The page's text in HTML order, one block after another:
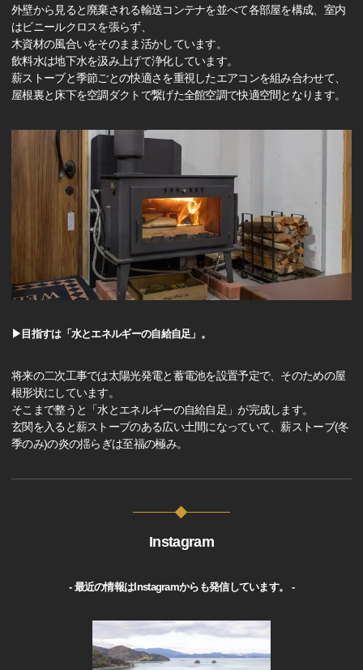
外壁から見ると廃棄される輸送コンテナを並べて各部屋を構成、室内
はビニールクロスを張らず、
木資材の風合いをそのまま活かしています。
飲料水は地下水を汲み上げて浄化しています。
薪ストーブと季節ごとの快適さを重視したエアコンを組み合わせて、
屋根裏と床下を空調ダクトで繋げた全館空調で快適空間となります。
▶目指すは「水とエネルギーの自給自足」。
将来の二次工事では太陽光発電と蓄電池を設置予定で、そのための屋
根形状にしています。
そこまで整うと「水とエネルギーの自給自足」が完成します。
玄関を入ると薪ストーブのある広い土間になっていて、薪ストーブ(冬
季のみ)の炎の揺らぎは至福の極み。
Instagram
- 最近の情報はInstagramからも発信しています。 -